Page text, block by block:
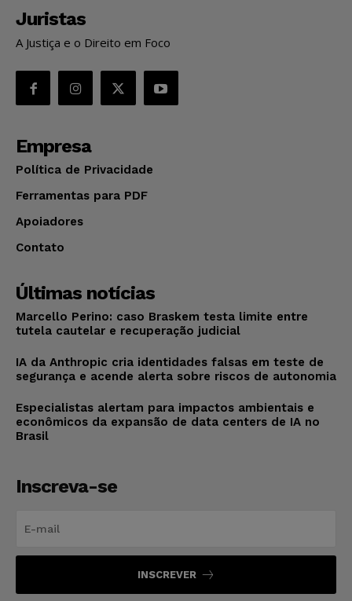
Juristas
A Justiça e o Direito em Foco
Empresa
Política de Privacidade
Ferramentas para PDF
Apoiadores
Contato
Últimas notícias
Marcello Perino: caso Braskem testa limite entre
tutela cautelar e recuperação judicial
IA da Anthropic cria identidades falsas em teste de
segurança e acende alerta sobre riscos de autonomia
Especialistas alertam para impactos ambientais e
econômicos da expansão de data centers de IA no
Brasil
Inscreva-se
INSCREVER